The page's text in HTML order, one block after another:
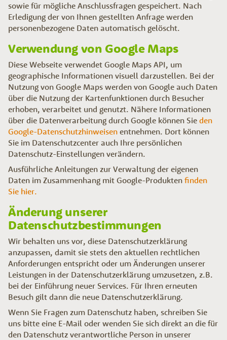
sowie für mögliche Anschlussfragen gespeichert. Nach
Erledigung der von Ihnen gestellten Anfrage werden
personenbezogene Daten automatisch gelöscht.
Verwendung von Google Maps
Diese Webseite verwendet Google Maps API, um
geographische Informationen visuell darzustellen. Bei der
Nutzung von Google Maps werden von Google auch Daten
über die Nutzung der Kartenfunktionen durch Besucher
erhoben, verarbeitet und genutzt. Nähere Informationen
über die Datenverarbeitung durch Google können Sie den
Google-Datenschutzhinweisen entnehmen. Dort können
Sie im Datenschutzcenter auch Ihre persönlichen
Datenschutz-Einstellungen verändern.
Ausführliche Anleitungen zur Verwaltung der eigenen
Daten im Zusammenhang mit Google-Produkten finden
Sie hier.
Änderung unserer
Datenschutzbestimmungen
Wir behalten uns vor, diese Datenschutzerklärung
anzupassen, damit sie stets den aktuellen rechtlichen
Anforderungen entspricht oder um Änderungen unserer
Leistungen in der Datenschutzerklärung umzusetzen, z.B.
bei der Einführung neuer Services. Für Ihren erneuten
Besuch gilt dann die neue Datenschutzerklärung.
Wenn Sie Fragen zum Datenschutz haben, schreiben Sie
uns bitte eine E-Mail oder wenden Sie sich direkt an die für
den Datenschutz verantwortliche Person in unserer